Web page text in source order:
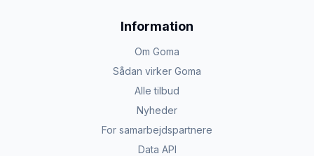
Information
Om Goma
Sådan virker Goma
Alle tilbud
Nyheder
For samarbejdspartnere
Data API